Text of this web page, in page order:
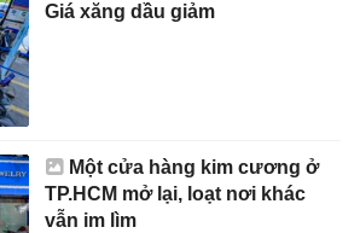
Giá xăng dầu giảm
Một cửa hàng kim cương ở
TP.HCM mở lại, loạt nơi khác
vẫn im lìm